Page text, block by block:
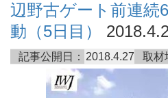
辺野古ゲート前連続
動（5日目）
記事公開日： 2018.4.27 取材